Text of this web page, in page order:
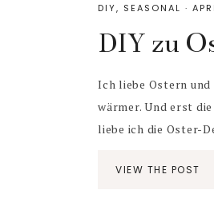
DIY, SEASONAL ·
DIY zu
Ich liebe Ostern
wärmer. Und erst
liebe ich die Oster-
VIEW THE POST